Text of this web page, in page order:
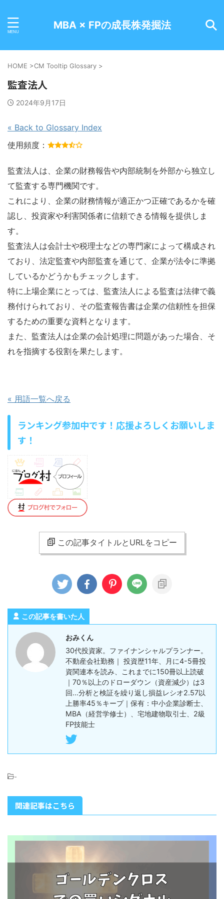
MBA × FPの成長株発掘法
HOME >CM Tooltip Glossary >
監査法人
2024年9月17日
« Back to Glossary Index
使用頻度：
監査法人は、企業の財務報告や内部統制を外部から独立し
て監査する専門機関です。
これにより、企業の財務情報が適正かつ正確であるかを確
認し、投資家や利害関係者に信頼できる情報を提供しま
す。
監査法人は会計士や税理士などの専門家によって構成され
ており、法定監査や内部監査を通じて、企業が法令に準拠
しているかどうかもチェックします。
特に上場企業にとっては、監査法人による監査は法律で義
務付けられており、その監査報告書は企業の信頼性を担保
するための重要な資料となります。
また、監査法人は企業の会計処理に問題があった場合、そ
れを指摘する役割を果たします。
« 用語一覧へ戻る
ランキング参加中です！応援よろしくお願いしま
す！
この記事タイトルとURLをコピー
この記事を書いた人
おみくん
30代投資家。ファイナンシャルプランナー。
不動産会社勤務｜ 投資歴11年、月に4-5冊投
資関連本を読み、これまでに150冊以上読破
｜70％以上のドローダウン（資産減少）は3
回...分析と検証を繰り返し損益レシオ2.57以
上勝率45％キープ｜保有：中小企業診断士、
MBA（経営学修士）、宅地建物取引士、2級
FP技能士
-
関連記事はこちら